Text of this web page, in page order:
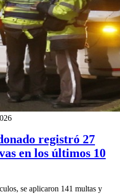
registró 27
en los últimos 10
se aplicaron 141 multas y